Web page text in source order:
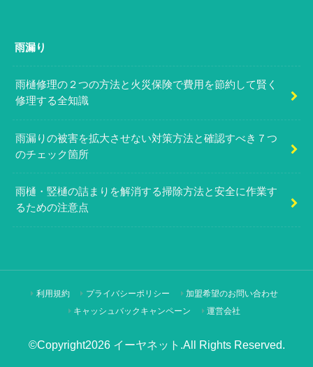
雨漏り
雨樋修理の２つの方法と火災保険で費用を節約して賢く
修理する全知識
雨漏りの被害を拡大させない対策方法と確認すべき７つ
のチェック箇所
雨樋・竪樋の詰まりを解消する掃除方法と安全に作業す
るための注意点
利用規約 プライバシーポリシー 加盟希望のお問い合わせ
キャッシュバックキャンペーン 運営会社
©Copyright2026 イーヤネット .All Rights Reserved.